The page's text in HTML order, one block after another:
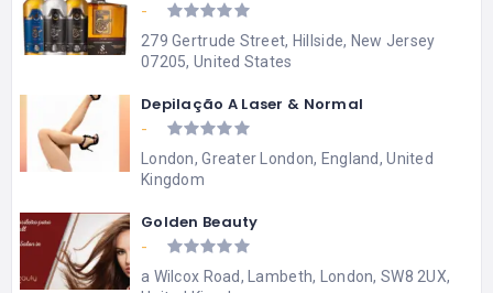
-
279 Gertrude Street, Hillside, New Jersey
07205, United States
Depilação A Laser & Normal
-
London, Greater London, England, United
Kingdom
Golden Beauty
-
a Wilcox Road, Lambeth, London, SW8 2UX,